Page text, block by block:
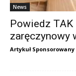
News
Powiedz
zaręczynowy
Artykuł Sponsorowany